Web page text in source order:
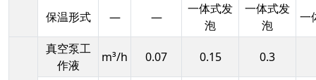
保温形式 — —
一体式发
泡
一体式发
泡
一
真空泵工
作液
m³/h 0.07 0.15 0.3